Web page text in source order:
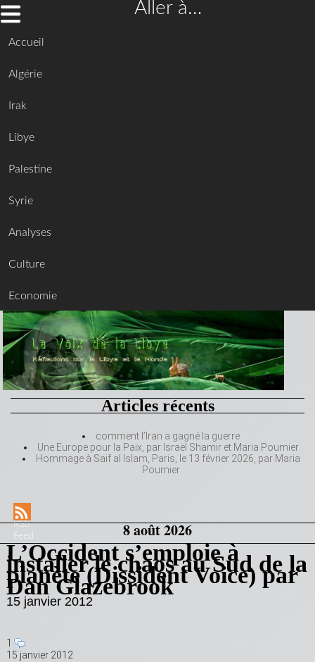
Aller à…
Accueil
Algérie
Irak
Libye
Palestine
Syrie
Analyses
Culture
Economie
Articles récents
comment l’Iran a gagné la guerre
Une Europe pour la Paix, par Israël Shamir et Maria Poumier
Hommage à Saif al Islam, Paris, le 13 février 2026, par Maria
Poumier
RSS
Feed
8 août 2026
L’Occident s’emploie à
installer le chaos au Sud de la
planète (Dissident Voice) par
Dan Glazebrook
15 janvier 2012
1
15 janvier 2012